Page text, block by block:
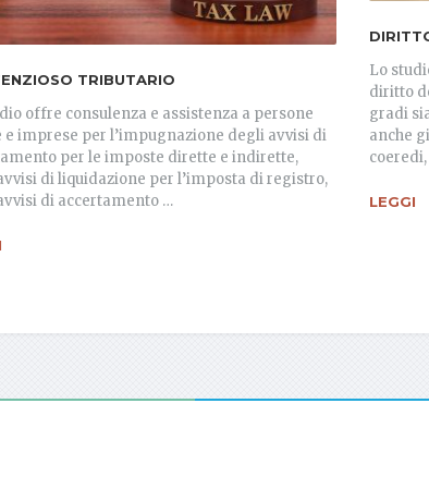
TRIBUTARIO
offre consulenza e assistenza a persone
e imprese per l’impugnazione degli avvisi di
per le imposte dirette e indirette,
di liquidazione per l’imposta di registro,
di accertamento …
Lo
diritto
gradi
anche
LEGGI